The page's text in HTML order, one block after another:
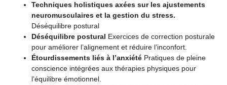
Techniques holistiques axées sur les ajustements
neuromusculaires et la gestion du stress.
Déséquilibre postural
Déséquilibre postural Exercices de correction posturale
pour améliorer l’alignement et réduire l’inconfort.
Étourdissements liés à l’anxiété Pratiques de pleine
conscience intégrées aux thérapies physiques pour
l’équilibre émotionnel.